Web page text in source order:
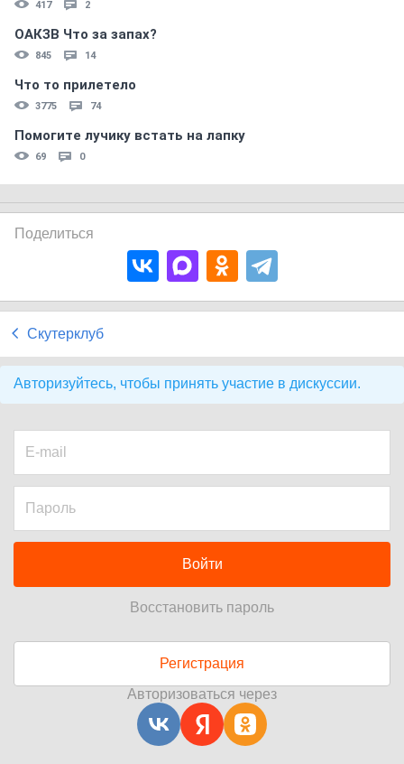
417 2
ОАКЗВ Что за запах?
845 14
Что то прилетело
3775 74
Помогите лучику встать на лапку
69 0
Поделиться
Скутерклуб
Авторизуйтесь, чтобы принять участие в дискуссии.
Войти
Восстановить пароль
Регистрация
Авторизоваться через